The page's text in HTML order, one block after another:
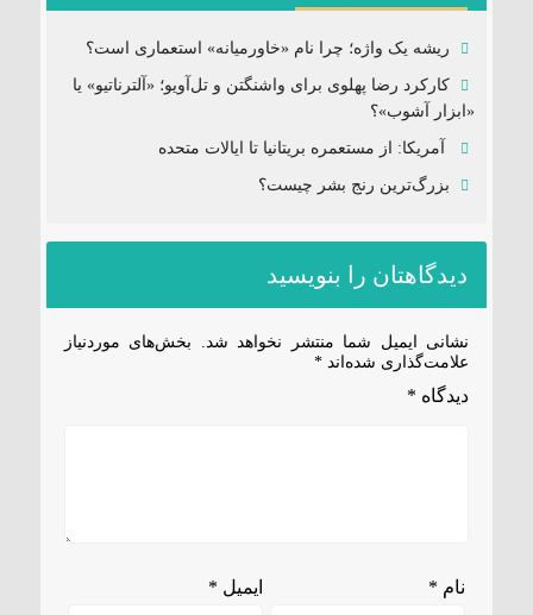
ریشه یک واژه؛ چرا نام «خاورمیانه» استعماری است؟
کارکرد رضا پهلوی برای واشنگتن و تل‌آویو؛ «آلترناتیو» یا
«ابزار آشوب»؟
آمریکا: از مستعمره بریتانیا تا ایالات متحده
بزرگ‌ترین رنج بشر چیست؟
دیدگاهتان را بنویسید
نشانی ایمیل شما منتشر نخواهد شد.
بخش‌های موردنیاز
علامت‌گذاری شده‌اند *
دیدگاه *
نام * ایمیل *